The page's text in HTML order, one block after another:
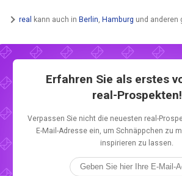
real kann auch in Berlin Hamburg und anderen
Erfahren Sie als erstes
real-Prospekten!
Verpassen Sie nicht die neuesten real-
E-Mail-Adresse ein, um Schnäppchen zu
inspirieren zu lassen.